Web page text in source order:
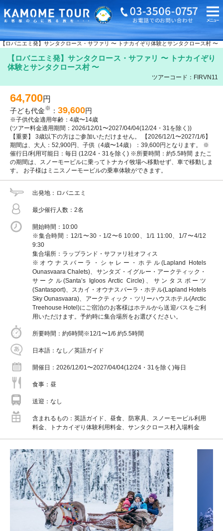
海外旅行・ツアーTOP 海外オプショナルツアーTOP フィンランド
ロバニエミ
【ロバニエミ発】サンタクロース・サファリ 〜 トナカイぞり体験とサンタクロース村 〜
【ロバニエミ発】サンタクロース・サファリ 〜 トナカイぞり
体験とサンタクロース村 〜
ツアーコード：FIRVN11
64,700円
子ども代金※ ： 39,600円
※子供代金適用年齢：4歳〜14歳
(ツアー料金適用期間：2026/12/01〜2027/04/04(12/24・31を除く))
【重要】 3歳以下の方はご参加いただけません。 【2026/12/1〜2027/1/6】
期間は、大人：52,900円、子供（4歳〜14歳）：39,600円となります。 ※
催行日/利用可能日：毎日 (12/24・31を除く) ※所要時間：約5.5時間 またこ
の期間は、スノーモービルに乗ってトナカイ牧場へ移動せず、車で移動しま
す。 お子様はミニスノーモービルの乗車体験ができます。
出発地 ロバニエミ
最少催行人数 2名
開始時間
10:00
※集合時間：12/1〜30・1/2〜6 10:00、1/1 11:00、1/7〜4/12
9:30
集合場所：ラップランド・サファリ社オフィス
※オウナスバーラ・シャレー・ホテル(Lapland Hotels
Ounasvaara Chalets)、サンタズ・イグルー・アークティック・
サークル(Santa’s Igloos Arctic Circle)、サンタスポーツ
(Santasport)、スカイ・オウナスバーラ・ホテル(Lapland Hotels
Sky Ounasvaara)、アークティック・ツリーハウスホテル(Arctic
Treehouse Hotel)にご宿泊のお客様はホテルから送迎バスをご利
用いただけます。予約時に集合場所をお選びください。
所要時間 約6時間※12/1〜1/6 約5.5時間
日本語 なし／英語ガイド
開催日 2026/12/01〜2027/04/04(12/24・31を除く)毎日
食事 昼
送迎 なし
含まれるもの
英語ガイド、昼食、防寒具、スノーモービル利用
料金、トナカイぞり体験利用料金、サンタクロース村入場料金